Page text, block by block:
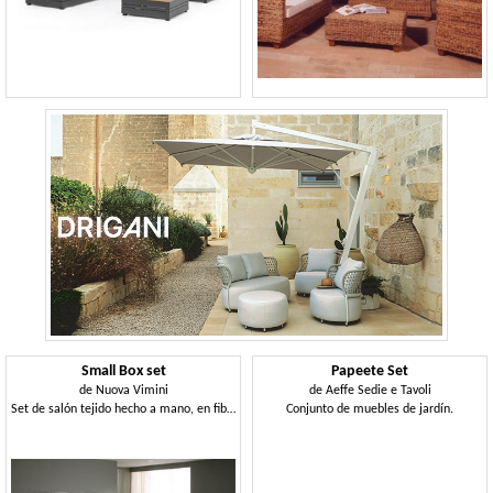
Small Box set
de Nuova Vimini
Set de salón tejido hecho a mano, en fibra natural
Papeete Set
de Aeffe Sedie e Tavoli
Conjunto de muebles de jardín.